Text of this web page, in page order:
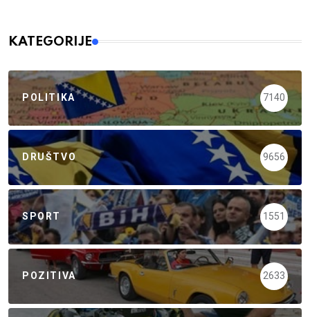
KATEGORIJE
POLITIKA 7140
DRUŠTVO 9656
SPORT 1551
POZITIVA 2633